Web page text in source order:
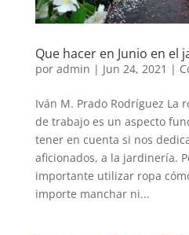
Que hacer en Junio en el
por admin | Jun 24, 2021 |
Iván M. Prado Rodríguez La
de trabajo es un aspecto
tener en cuenta si nos
aficionados, a la jardinería.
importante utilizar ropa
importe manchar ni...